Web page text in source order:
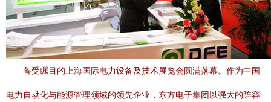
备受瞩目的上海国际电力设备及技术展览会圆满落幕。作为中国
电力自动化与能源管理领域的领先企业，东方电子集团以强大的阵容